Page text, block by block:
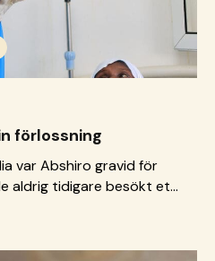
förlossning
var Abshiro gravid för
aldrig tidigare besökt ett
började hon må